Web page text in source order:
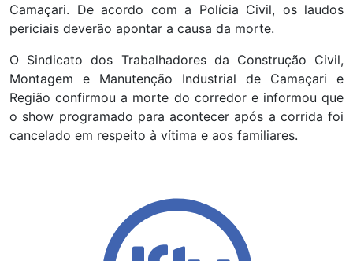
Camaçari. De acordo com a Polícia Civil, os laudos
periciais deverão apontar a causa da morte.
O Sindicato dos Trabalhadores da Construção Civil,
Montagem e Manutenção Industrial de Camaçari e
Região confirmou a morte do corredor e informou que
o show programado para acontecer após a corrida foi
cancelado em respeito à vítima e aos familiares.